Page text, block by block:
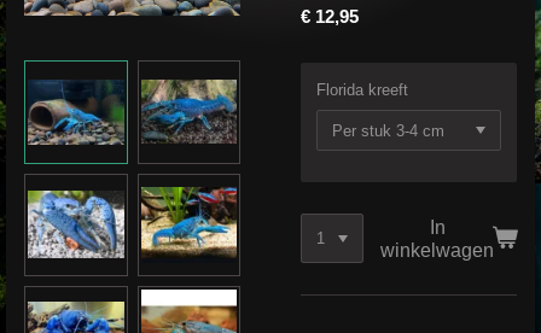
€ 12,95
Florida kreeft
In
winkelwagen